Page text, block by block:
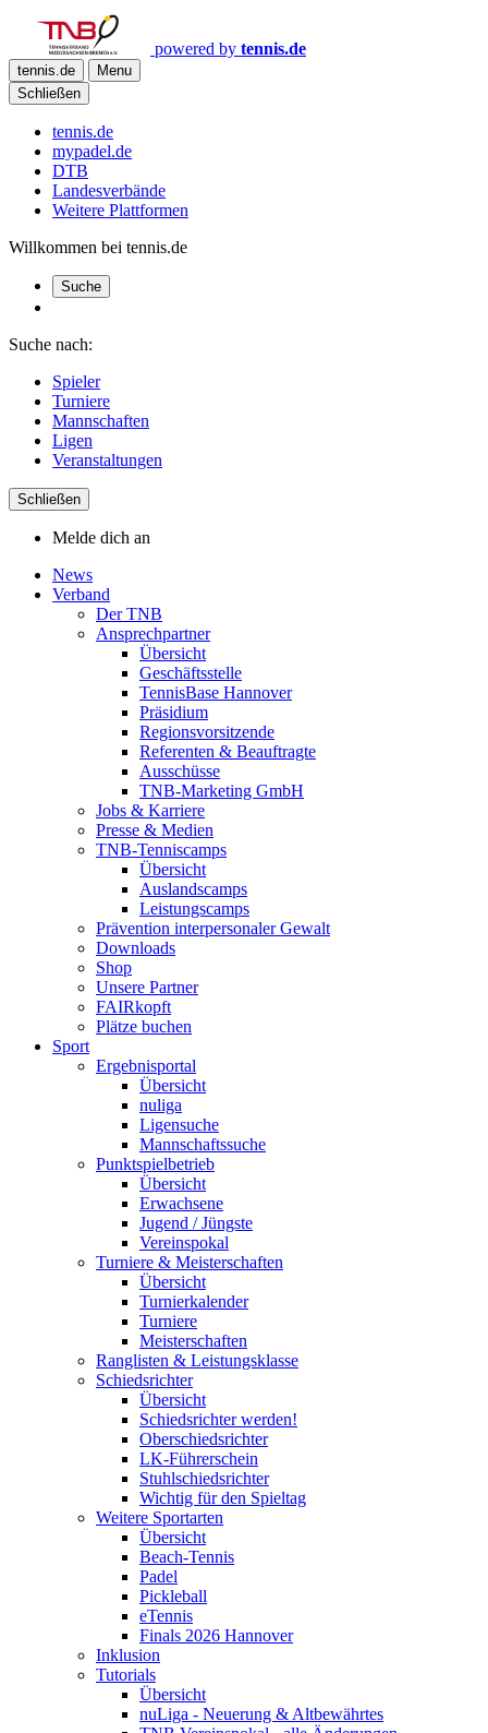
powered by tennis.de
tennis.de
Menu
Schließen
tennis.de
mypadel.de
DTB
Landesverbände
Weitere Plattformen
Willkommen bei tennis.de
Suche
Suche nach:
Spieler
Turniere
Mannschaften
Ligen
Veranstaltungen
Schließen
Melde dich an
News
Verband
Der TNB
Ansprechpartner
Übersicht
Geschäftsstelle
TennisBase Hannover
Präsidium
Regionsvorsitzende
Referenten & Beauftragte
Ausschüsse
TNB-Marketing GmbH
Jobs & Karriere
Presse & Medien
TNB-Tenniscamps
Übersicht
Auslandscamps
Leistungscamps
Prävention interpersonaler Gewalt
Downloads
Shop
Unsere Partner
FAIRkopft
Plätze buchen
Sport
Ergebnisportal
Übersicht
nuliga
Ligensuche
Mannschaftssuche
Punktspielbetrieb
Übersicht
Erwachsene
Jugend / Jüngste
Vereinspokal
Turniere & Meisterschaften
Übersicht
Turnierkalender
Turniere
Meisterschaften
Ranglisten & Leistungsklasse
Schiedsrichter
Übersicht
Schiedsrichter werden!
Oberschiedsrichter
LK-Führerschein
Stuhlschiedsrichter
Wichtig für den Spieltag
Weitere Sportarten
Übersicht
Beach-Tennis
Padel
Pickleball
eTennis
Finals 2026 Hannover
Inklusion
Tutorials
Übersicht
nuLiga - Neuerung & Altbewährtes